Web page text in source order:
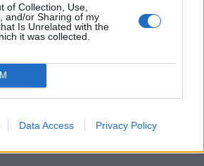
of Collection, Use,
and/or Sharing of my
Is Unrelated with the
it was collected.
Data Access Privacy Policy
αμαρτήματα
Μιχάλη